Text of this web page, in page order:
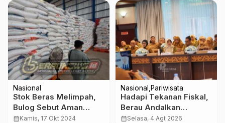
Nasional
Stok Beras Melimpah,
Bulog Sebut Aman
Hingga 7 Bulan Kedepan
calendar_monthKamis, 17 Okt 2024
Nasional Pariwisata
Hadapi Tekanan Fiskal,
Berau Andalkan
Pariwisata Sambil
calendar_monthSelasa, 4 Agt 2026